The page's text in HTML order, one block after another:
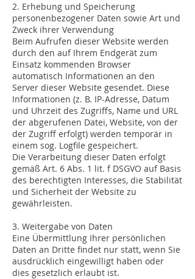
2. Erhebung und Speicherung
personenbezogener Daten sowie Art und
Zweck ihrer Verwendung
Beim Aufrufen dieser Website werden
durch den auf Ihrem Endgerät zum
Einsatz kommenden Browser
automatisch Informationen an den
Server dieser Website gesendet. Diese
Informationen (z. B. IP-Adresse, Datum
und Uhrzeit des Zugriffs, Name und URL
der abgerufenen Datei, Website, von der
der Zugriff erfolgt) werden temporär in
einem sog. Logfile gespeichert.
Die Verarbeitung dieser Daten erfolgt
gemäß Art. 6 Abs. 1 lit. f DSGVO auf Basis
des berechtigten Interesses, die Stabilität
und Sicherheit der Website zu
gewährleisten.
3. Weitergabe von Daten
Eine Übermittlung Ihrer persönlichen
Daten an Dritte findet nur statt, wenn Sie
ausdrücklich eingewilligt haben oder
dies gesetzlich erlaubt ist.